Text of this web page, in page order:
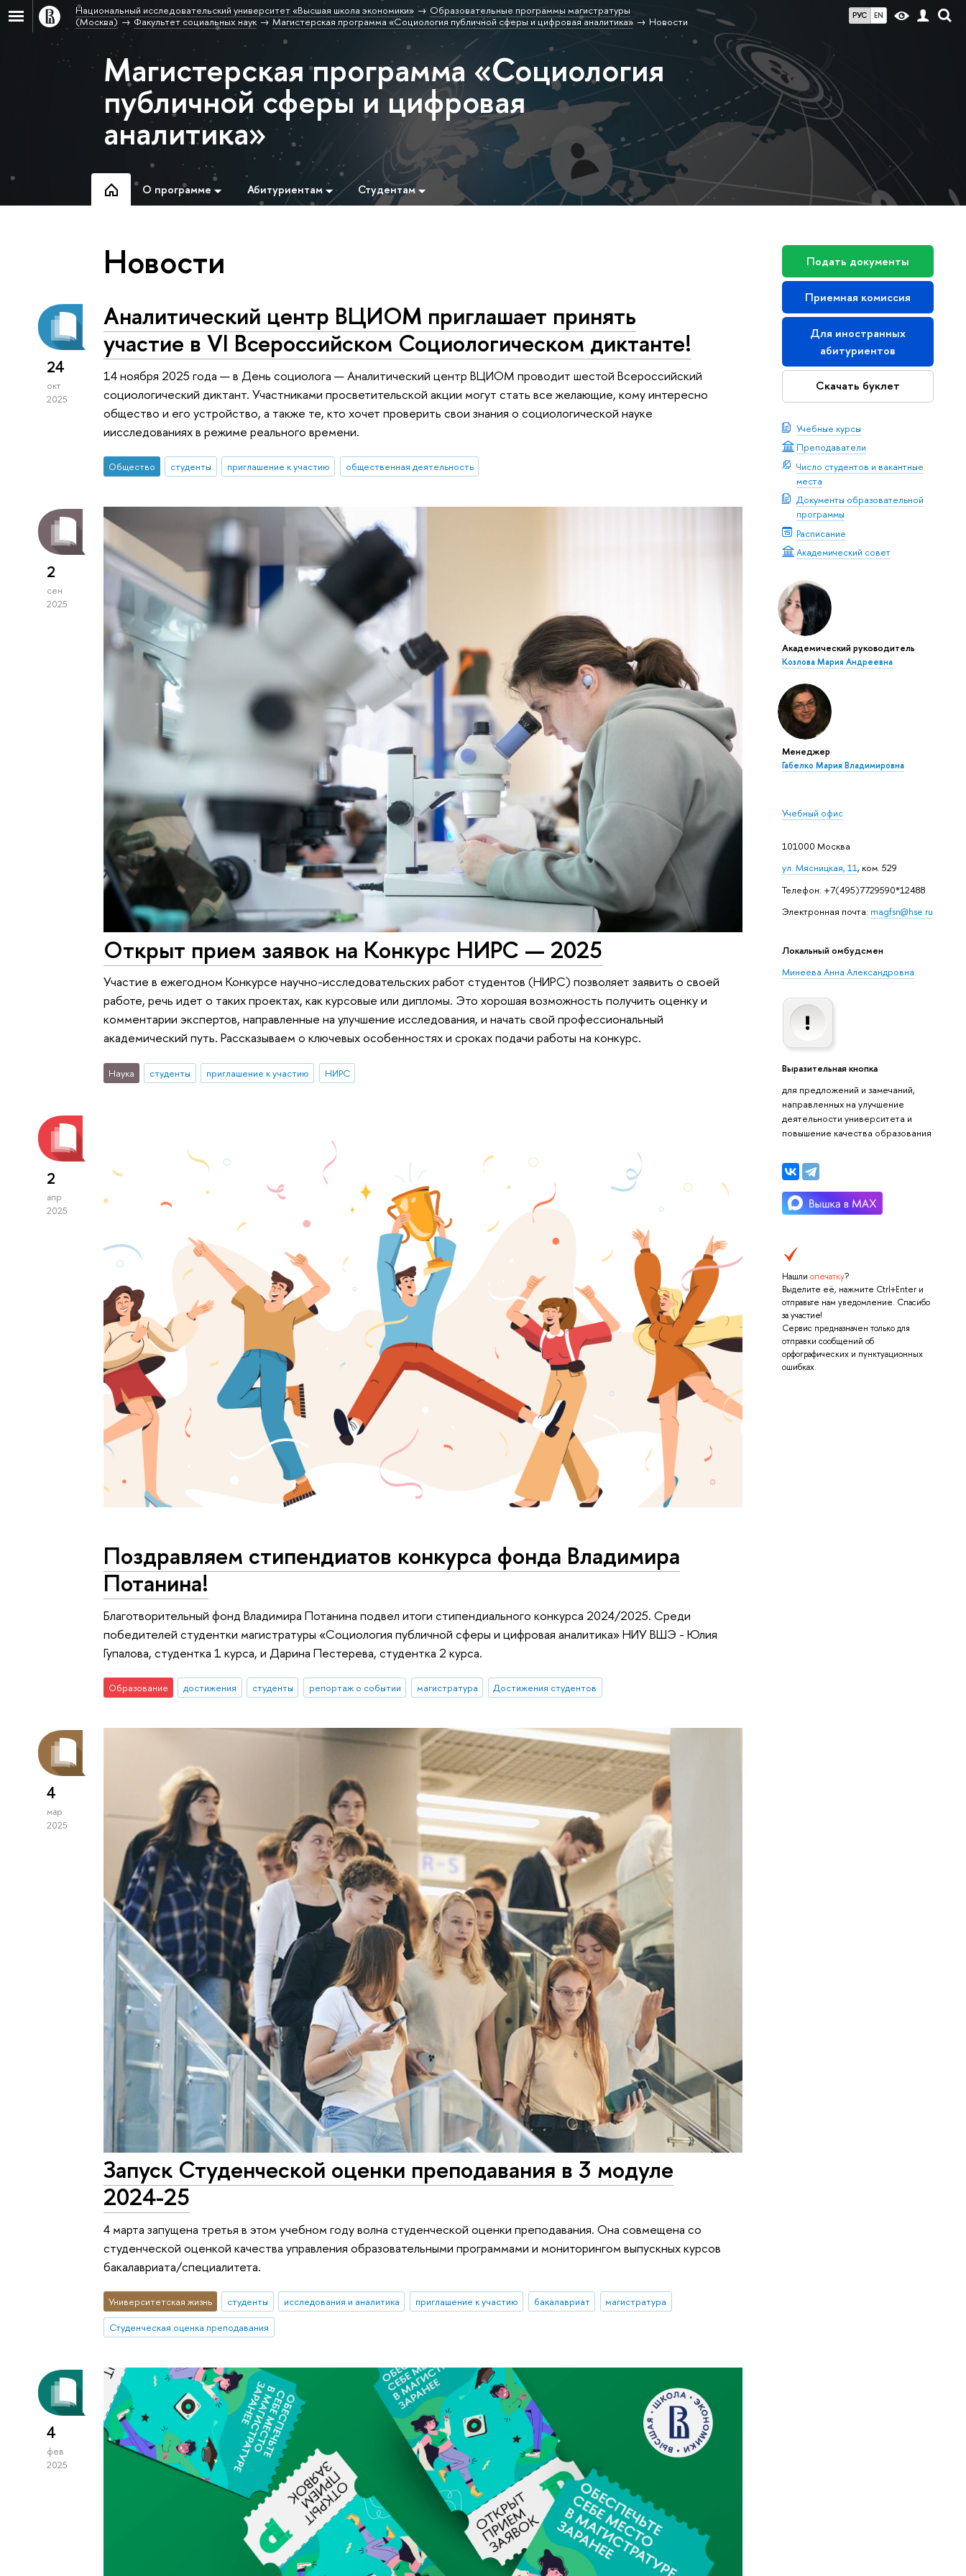
РУС EN
Национальный исследовательский университет «Высшая школа экономики»
Образовательные программы магистратуры
(Москва)
Факультет социальных наук Магистерская программа «Социология публичной сферы и цифровая аналитика» Новости
Магистерская программа «Социология
публичной сферы и цифровая
аналитика»
О программе Абитуриентам Студентам
Подать документы
Приемная комиссия
Для иностранных
абитуриентов
Скачать буклет
Учебные курсы
Преподаватели
Число студентов и вакантные
места
Документы образовательной
программы
Расписание
Академический совет
Академический руководитель
Козлова Мария Андреевна
Менеджер
Габелко Мария Владимировна
Учебный офис
101000 Москва
ул. Мясницкая, 11, ком. 529
Телефон: +7(495)7729590*12488
Электронная почта: magfsn@hse.ru
Локальный омбудсмен
Минеева Анна Александровна
Выразительная кнопка
для предложений и замечаний,
направленных на улучшение
деятельности университета и
повышение качества образования
Нашли опечатку?
Выделите её, нажмите Ctrl+Enter и
отправьте нам уведомление. Спасибо
за участие!
Сервис предназначен только для
отправки сообщений об
орфографических и пунктуационных
ошибках.
Новости
24
окт
2025
Аналитический центр ВЦИОМ приглашает принять
участие в VI Всероссийском Социологическом диктанте!
14 ноября 2025 года — в День социолога — Аналитический центр ВЦИОМ проводит шестой Всероссийский
социологический диктант. Участниками просветительской акции могут стать все желающие, кому интересно
общество и его устройство, а также те, кто хочет проверить свои знания о социологической науке
иисследованиях в режиме реального времени.
Общество студенты приглашение к участию общественная деятельность
2
сен
2025
Открыт прием заявок на Конкурс НИРС — 2025
Участие в ежегодном Конкурсе научно-исследовательских работ студентов (НИРС) позволяет заявить о своей
работе, речь идет о таких проектах, как курсовые или дипломы. Это хорошая возможность получить оценку и
комментарии экспертов, направленные на улучшение исследования, и начать свой профессиональный
академический путь. Рассказываем о ключевых особенностях и сроках подачи работы на конкурс.
Наука студенты приглашение к участию НИРС
2
апр
2025
Поздравляем стипендиатов конкурса фонда Владимира
Потанина!
Благотворительный фонд Владимира Потанина подвел итоги стипендиального конкурса 2024/2025. Среди
победителей студентки магистратуры «Социология публичной сферы и цифровая аналитика» НИУ ВШЭ - Юлия
Гупалова, студентка 1 курса, и Дарина Пестерева, студентка 2 курса.
Образование достижения студенты репортаж о событии магистратура Достижения студентов
4
мар
2025
Запуск Студенческой оценки преподавания в 3 модуле
2024-25
4 марта запущена третья в этом учебном году волна студенческой оценки преподавания. Она совмещена со
студенческой оценкой качества управления образовательными программами и мониторингом выпускных курсов
бакалавриата/специалитета.
Университетская жизнь студенты исследования и аналитика приглашение к участию бакалавриат
магистратура
Студенческая оценка преподавания
4
фев
2025